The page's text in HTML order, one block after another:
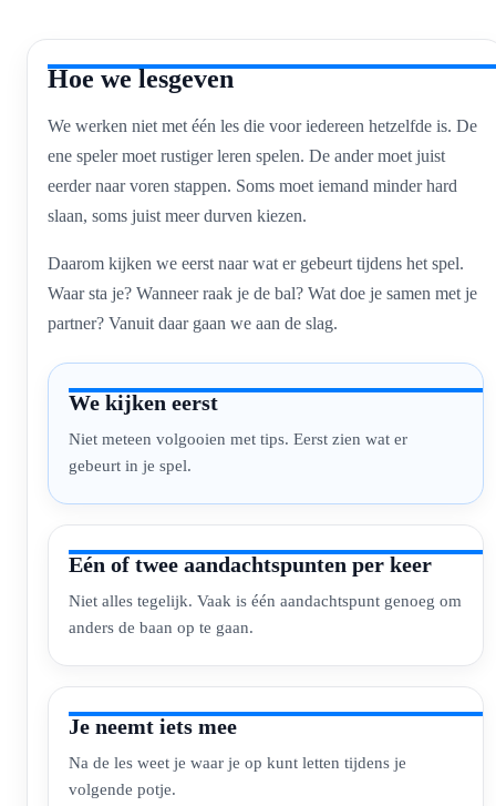
Hoe we lesgeven
We werken niet met één les die voor iedereen hetzelfde is. De
ene speler moet rustiger leren spelen. De ander moet juist
eerder naar voren stappen. Soms moet iemand minder hard
slaan, soms juist meer durven kiezen.
Daarom kijken we eerst naar wat er gebeurt tijdens het spel.
Waar sta je? Wanneer raak je de bal? Wat doe je samen met je
partner? Vanuit daar gaan we aan de slag.
We kijken eerst
Niet meteen volgooien met tips. Eerst zien wat er
gebeurt in je spel.
Eén of twee aandachtspunten per keer
Niet alles tegelijk. Vaak is één aandachtspunt genoeg om
anders de baan op te gaan.
Je neemt iets mee
Na de les weet je waar je op kunt letten tijdens je
volgende potje.